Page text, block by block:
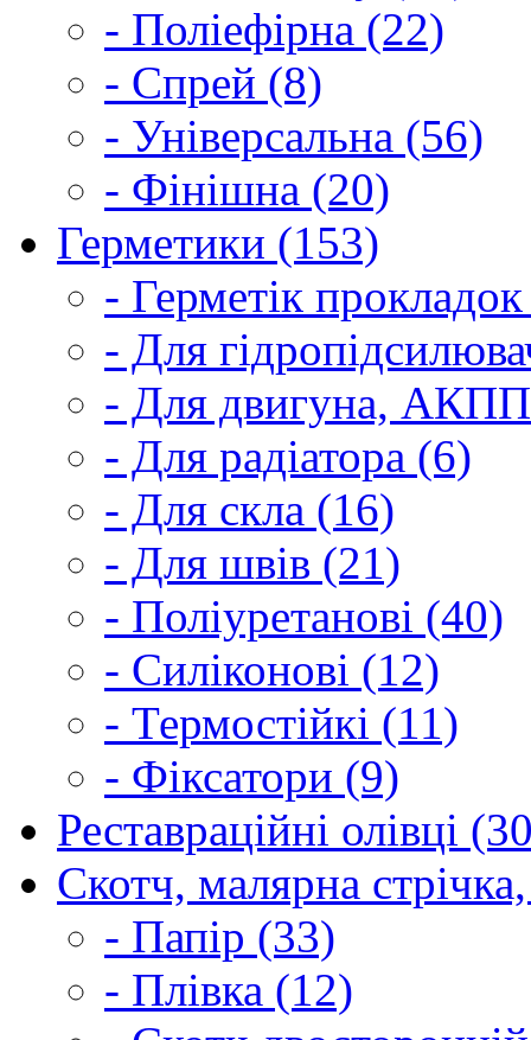
- Поліефірна (22)
- Спрей (8)
- Універсальна (56)
- Фінішна (20)
Герметики (153)
- Герметік
- Для
- Для двигуна,
- Для радіатора (6)
- Для скла (16)
- Для швів (21)
- Поліуретанові (40)
- Силіконові (12)
- Термостійкі (11)
- Фіксатори (9)
Реставраційні олівці
Скотч, малярна
- Папір (33)
- Плівка (12)